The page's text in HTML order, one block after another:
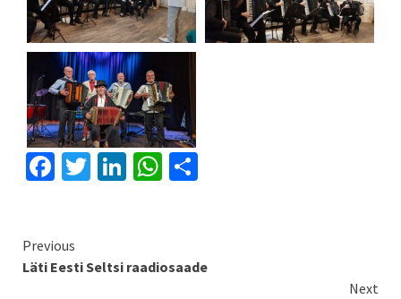
Facebook
Twitter
LinkedIn
WhatsApp
Continue
Reading
Previous
Läti Eesti Seltsi raadiosaade
Next